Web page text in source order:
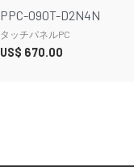
PPC-090T-D2N4N
タッチパネルPC
US$ 670.00